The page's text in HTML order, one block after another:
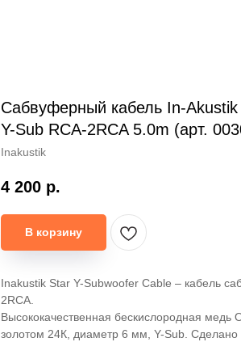
Сабвуферный кабель In-
Y-Sub RCA-2RCA 5.0m (арт.
Inakustik
4 200 р.
В корзину
Inakustik Star Y-Subwoofer Cable – кабель
2RCA.
Высококачественная бескислородная медь
золотом 24К, диаметр 6 мм, Y-Sub. Сделано